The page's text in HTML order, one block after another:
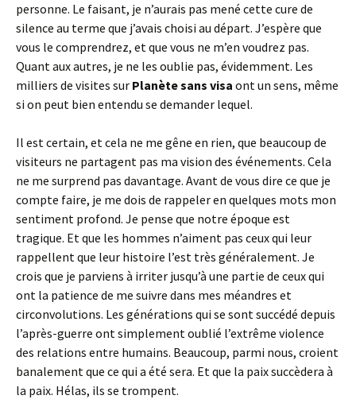
personne. Le faisant, je n’aurais pas mené cette cure de
silence au terme que j’avais choisi au départ. J’espère que
vous le comprendrez, et que vous ne m’en voudrez pas.
Quant aux autres, je ne les oublie pas, évidemment. Les
milliers de visites sur Planète sans visa ont un sens, même
si on peut bien entendu se demander lequel.
Il est certain, et cela ne me gêne en rien, que beaucoup de
visiteurs ne partagent pas ma vision des événements. Cela
ne me surprend pas davantage. Avant de vous dire ce que je
compte faire, je me dois de rappeler en quelques mots mon
sentiment profond. Je pense que notre époque est
tragique. Et que les hommes n’aiment pas ceux qui leur
rappellent que leur histoire l’est très généralement. Je
crois que je parviens à irriter jusqu’à une partie de ceux qui
ont la patience de me suivre dans mes méandres et
circonvolutions. Les générations qui se sont succédé depuis
l’après-guerre ont simplement oublié l’extrême violence
des relations entre humains. Beaucoup, parmi nous, croient
banalement que ce qui a été sera. Et que la paix succèdera à
la paix. Hélas, ils se trompent.